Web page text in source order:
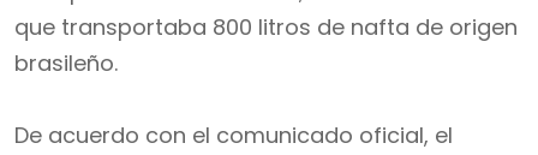
que transportaba 800 litros de nafta de origen
brasileño.
De acuerdo con el comunicado oficial, el